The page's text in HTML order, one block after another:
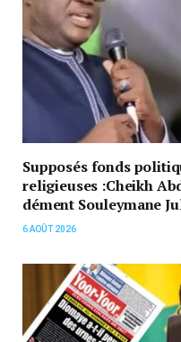
Supposés fonds
religieuses :Cheikh
dément Souleymane
6 AOÛT 2026